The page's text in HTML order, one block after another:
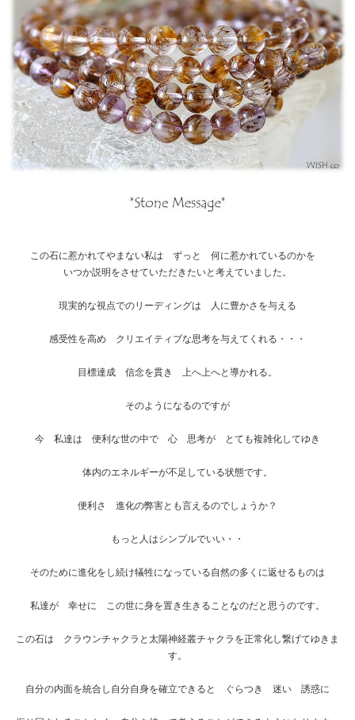
この石に惹かれてやまない私は ずっと 何に惹かれているのかを
いつか説明をさせていただきたいと考えていました。
現実的な視点でのリーディングは 人に豊かさを与える
感受性を高め クリエイティブな思考を与えてくれる・・・
目標達成 信念を貫き 上へ上へと導かれる。
そのようになるのですが
今 私達は 便利な世の中で 心 思考が とても複雑化してゆき
体内のエネルギーが不足している状態です。
便利さ 進化の弊害とも言えるのでしょうか？
もっと人はシンプルでいい・・
そのために進化をし続け犠牲になっている自然の多くに返せるものは
私達が 幸せに この世に身を置き生きることなのだと思うのです。
この石は クラウンチャクラと太陽神経叢チャクラを正常化し繋げてゆきま
す。
自分の内面を統合し自分自身を確立できると ぐらつき 迷い 誘惑に